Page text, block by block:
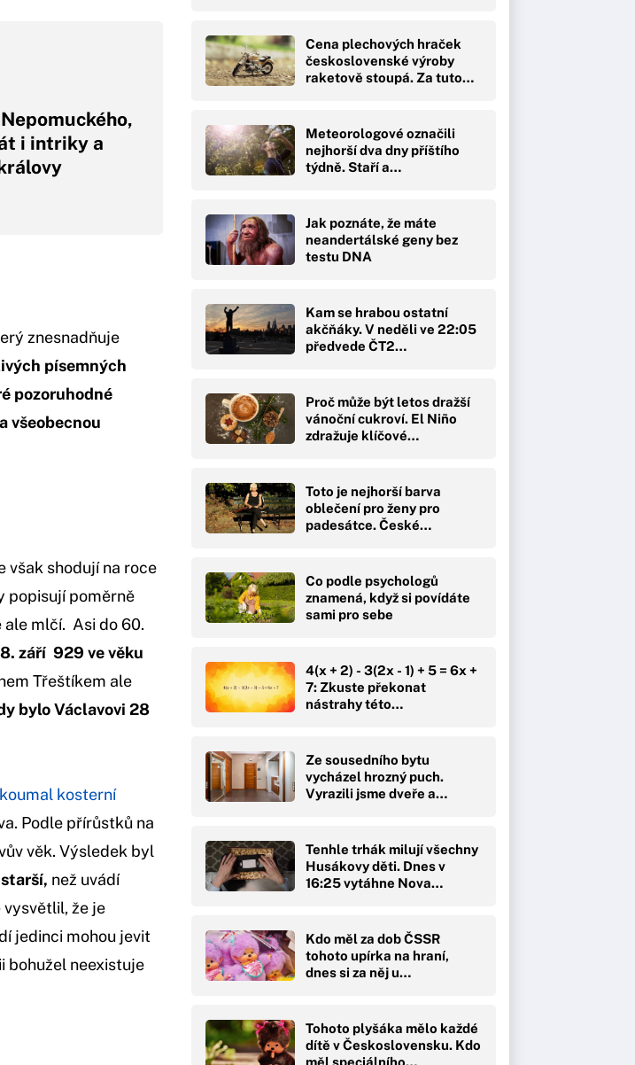
i intriky a
znesnadňuje
písemných
pozoruhodné
všeobecnou
však shodují na roce
popisují poměrně
ale mlčí. Asi do 60.
září 929 ve věku
Třeštíkem ale
bylo Václavovi 28
kosterní
Podle přírůstků na
věk. Výsledek byl
než uvádí
vysvětlil, že je
jedinci mohou jevit
bohužel neexistuje
Cena plechových hraček
československé výroby
raketově stoupá. Za tuto…
Meteorologové označili
nejhorší dva dny příštího
týdně. Staří a…
Jak poznáte, že máte
neandertálské geny bez
testu DNA
Kam se hrabou ostatní
akčňáky. V neděli ve 22:05
předvede ČT2…
Proč může být letos dražší
vánoční cukroví. El Niño
zdražuje klíčové…
Toto je nejhorší barva
oblečení pro ženy pro
padesátce. České…
Co podle psychologů
znamená, když si povídáte
sami pro sebe
4(x + 2) - 3(2x - 1) + 5 = 6x +
7: Zkuste překonat
nástrahy této…
Ze sousedního bytu
vycházel hrozný puch.
Vyrazili jsme dveře a
Tenhle trhák milují všechny
Husákovy děti. Dnes v
16:25 vytáhne Nova…
Kdo měl za dob ČSSR
tohoto upírka na hraní,
dnes si za něj u…
Tohoto plyšáka mělo každé
dítě v Československu. Kdo
měl speciálního…